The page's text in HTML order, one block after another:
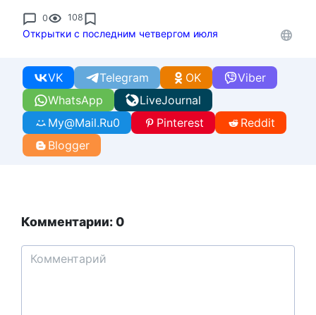
0 108
Открытки с последним четвергом июля
WhatsApp
VK Telegram Viber
OK
LiveJournal
My@Mail.Ru0 Pinterest
Reddit
Blogger
Комментарии: 0